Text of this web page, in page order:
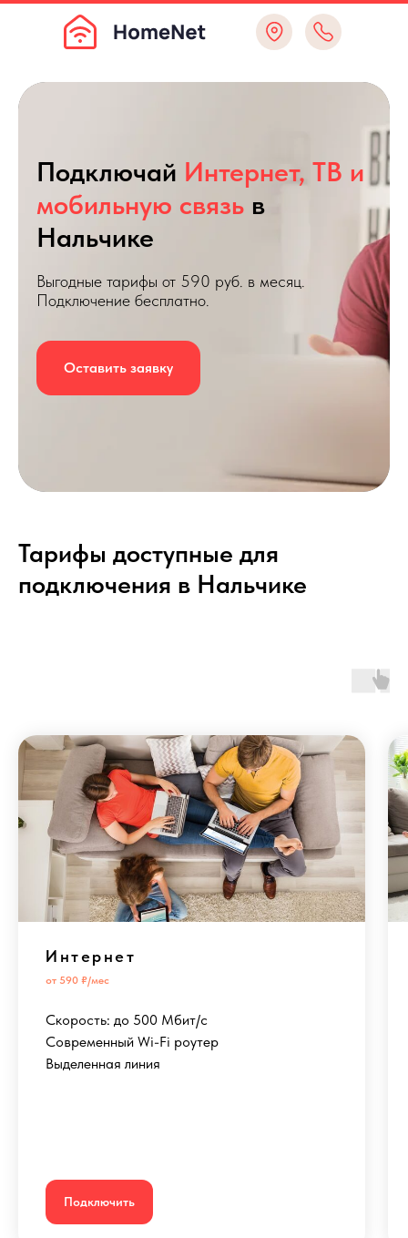
Подключай Интернет, ТВ и
мобильную связь в
Нальчике
Выгодные тарифы от 590 руб. в месяц.
Подключение бесплатно.
Оставить заявку
Тарифы доступные для
подключения в Нальчике
Интернет
от 590 ₽/мес
Скорость: до 500 Мбит/с
Современный Wi-Fi роутер
Выделенная линия
Подключить